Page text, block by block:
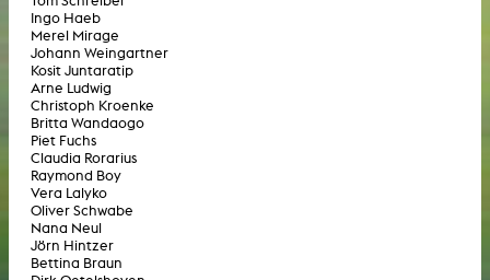
Ingo Haeb
Merel Mirage
Johann Weingartner
Kosit Juntaratip
Arne Ludwig
Christoph Kroenke
Britta Wandaogo
Piet Fuchs
Claudia Rorarius
Raymond Boy
Vera Lalyko
Oliver Schwabe
Nana Neul
Jörn Hintzer
Bettina Braun